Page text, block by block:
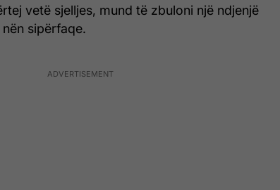
vetë sjelljes, mund të zbuloni një ndjenjë
sipërfaqe.